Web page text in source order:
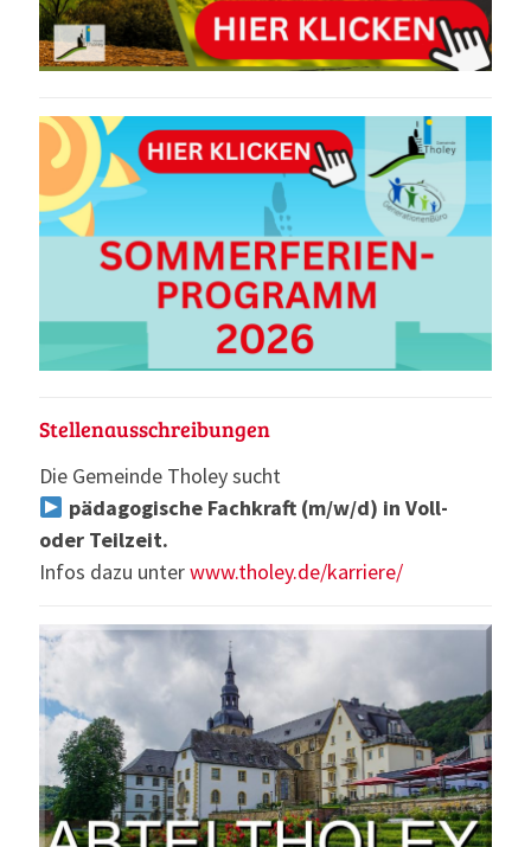
Stellenausschreibungen
Die Gemeinde Tholey sucht
pädagogische Fachkraft (m/w/d) in Voll-
oder Teilzeit.
Infos dazu unterwww.tholey.de/karriere/